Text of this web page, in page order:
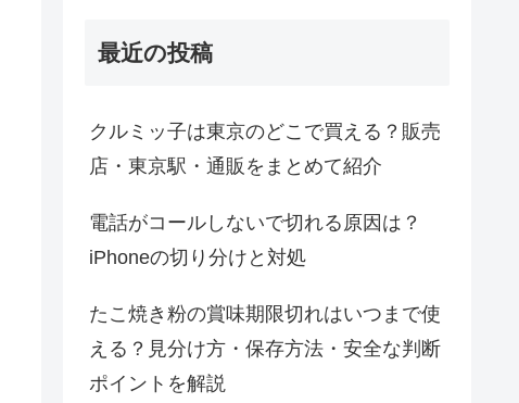
最近の投稿
クルミッ子は東京のどこで買える？販売
店・東京駅・通販をまとめて紹介
電話がコールしないで切れる原因は？
iPhoneの切り分けと対処
たこ焼き粉の賞味期限切れはいつまで使
える？見分け方・保存方法・安全な判断
ポイントを解説